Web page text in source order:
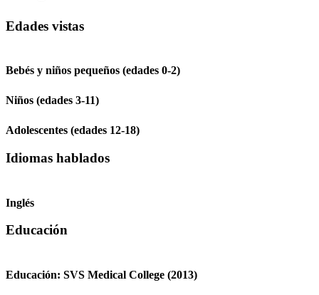
Edades vistas
Bebés y niños pequeños (edades 0-2)
Niños (edades 3-11)
Adolescentes (edades 12-18)
Idiomas hablados
Inglés
Educación
Educación: SVS Medical College (2013)